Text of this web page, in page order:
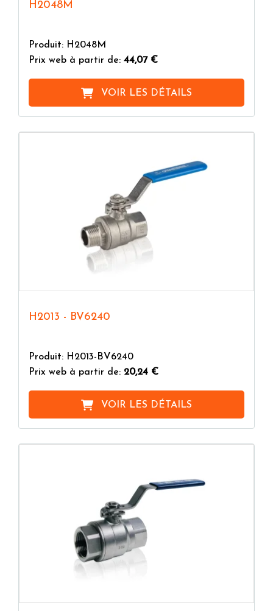
H2048M
Produit: H2048M
Prix web à partir de: 44,07 €
VOIR LES DÉTAILS
H2013 - BV6240
Produit: H2013-BV6240
Prix web à partir de: 20,24 €
VOIR LES DÉTAILS